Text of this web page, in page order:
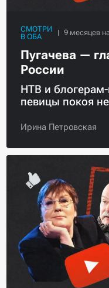
СМОТРИ
В ОБА
Пугачева —
России
НТВ и
певицы покоя
Ирина Петровская